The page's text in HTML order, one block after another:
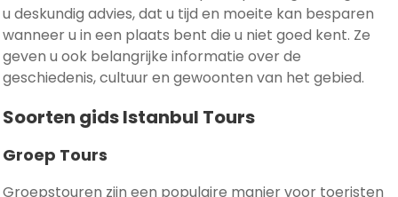
u deskundig advies, dat u tijd en moeite kan besparen
wanneer u in een plaats bent die u niet goed kent. Ze
geven u ook belangrijke informatie over de
geschiedenis, cultuur en gewoonten van het gebied.
Soorten gids Istanbul Tours
Groep Tours
Groepstouren zijn een populaire manier voor toeristen